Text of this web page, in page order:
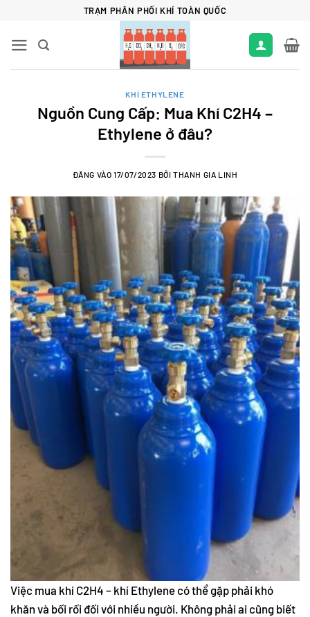
nội
TRẠM PHÂN PHỐI KHÍ TOÀN QUỐC
KHÍ ETHYLENE
Nguồn Cung Cấp: Mua Khí C2H4 –
Ethylene ở đâu?
ĐĂNG VÀO17/07/2023 BỞI THANH GIA LINH
Việc mua khí C2H4 – khí Ethylene có thể gặp phải khó
khăn và bối rối đối với nhiều người. Không phải ai cũng biết